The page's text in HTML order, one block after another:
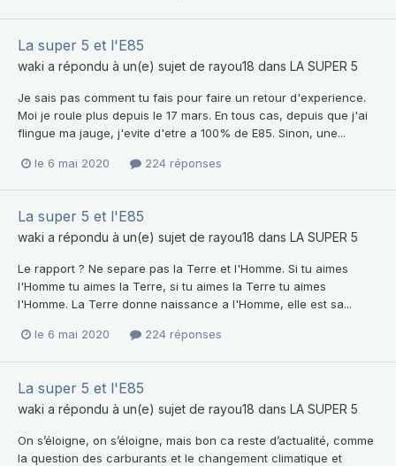
La super 5 et l'E85
waki a répondu à un(e) sujet de rayou18 dans LA SUPER 5
Je sais pas comment tu fais pour faire un retour d'experience.
Moi je roule plus depuis le 17 mars. En tous cas, depuis que j'ai
flingue ma jauge, j'evite d'etre a 100% de E85. Sinon, une...
le 6 mai 2020 224 réponses
La super 5 et l'E85
waki a répondu à un(e) sujet de rayou18 dans LA SUPER 5
Le rapport ? Ne separe pas la Terre et l'Homme. Si tu aimes
l'Homme tu aimes la Terre, si tu aimes la Terre tu aimes
l'Homme. La Terre donne naissance a l'Homme, elle est sa...
le 6 mai 2020 224 réponses
La super 5 et l'E85
waki a répondu à un(e) sujet de rayou18 dans LA SUPER 5
On s’éloigne, on s’éloigne, mais bon ca reste d’actualité, comme
la question des carburants et le changement climatique et